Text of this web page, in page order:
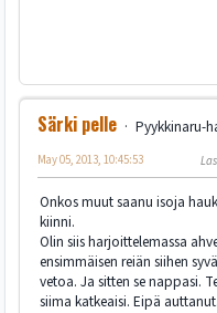
Särki pelle
Pyykkinaru-
May 05, 2013, 10:45:53
Onkos muut saanu isoja
kiinni.
Olin siis harjoittelemassa
ensimmäisen reiän siihen
vetoa. Ja sitten se nappasi.
siima katkeaisi. Eipä